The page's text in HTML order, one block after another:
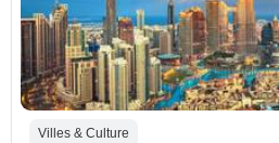
Villes & Culture